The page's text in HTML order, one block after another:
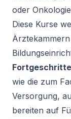
oder
Diese Kurse
wie die zum
Versorgung,
bereiten auf